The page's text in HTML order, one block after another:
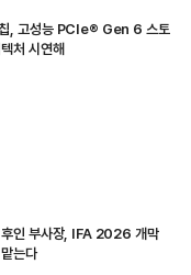
, 고성능 PCIe® Gen 6 스토
처 시연해
인 부사장, IFA 2026 개막
는다